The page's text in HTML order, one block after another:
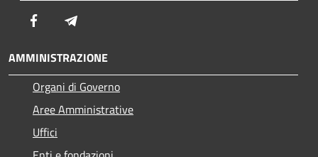
Facebook
AMMINISTRAZIONE
Organi di Governo
Aree Amministrative
Uffici